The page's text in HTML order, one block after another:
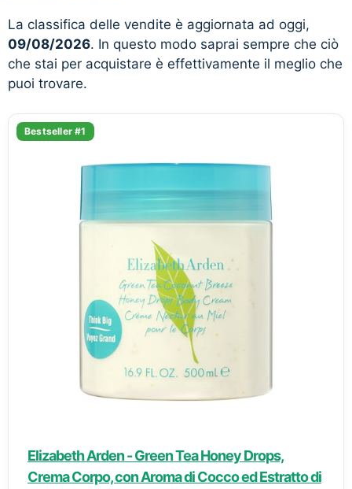
La classifica delle vendite è aggiornata ad oggi,
09/08/2026. In questo modo saprai sempre che ciò
che stai per acquistare è effettivamente il meglio che
puoi trovare.
Bestseller #1
Elizabeth Arden - Green Tea Honey Drops,
Crema Corpo, con Aroma di Cocco ed Estratto di